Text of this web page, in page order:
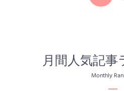
月間人気記
Monthly